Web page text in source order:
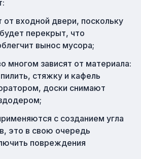
от входной двери, поскольку
перекрыт, что
вынос мусора;
многом зависят от материала:
стяжку и кафель
доски снимают
с созданием угла
это в свою очередь
повреждения